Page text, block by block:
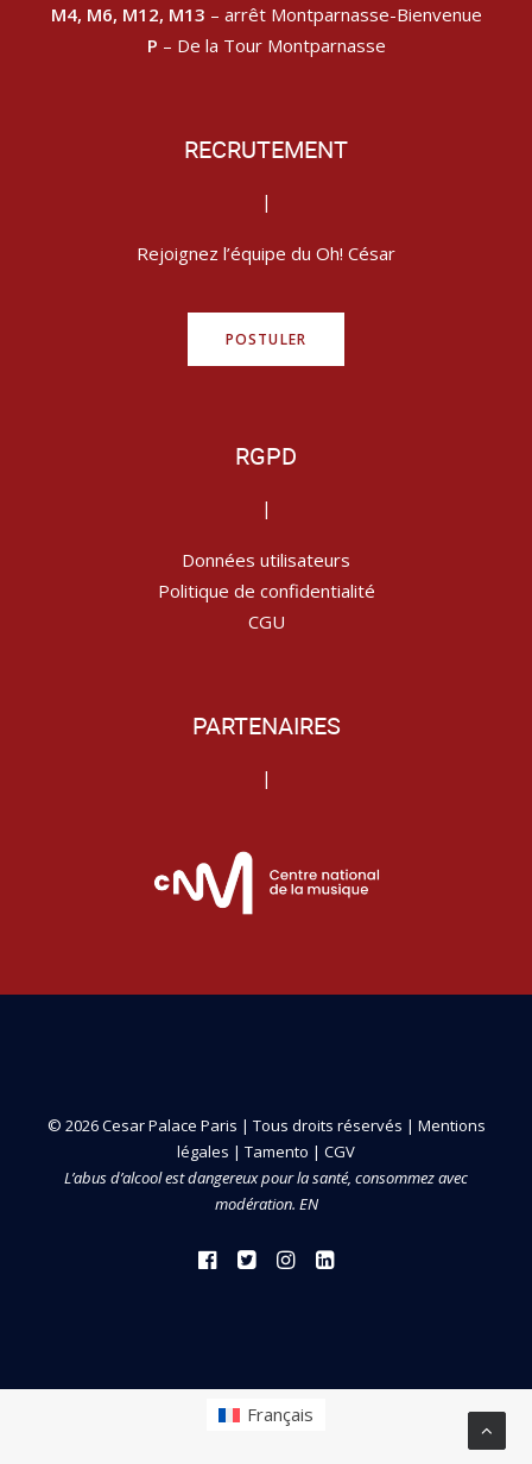
M4, M6, M12, M13 – arrêt Montparnasse-Bienvenue
P – De la Tour Montparnasse
RECRUTEMENT
|
Rejoignez l’équipe du Oh! César
POSTULER
RGPD
|
Données utilisateurs
Politique de confidentialité
CGU
PARTENAIRES
|
© 2026 Cesar Palace Paris | Tous droits réservés | Mentions
légales | Tamento | CGV
L’abus d’alcool est dangereux pour la santé, consommez avec
modération. EN
Français